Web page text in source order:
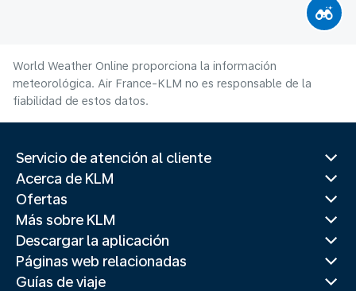
World Weather Online proporciona la información
meteorológica. Air France-KLM no es responsable de la
fiabilidad de estos datos.
Servicio de atención al cliente
Acerca de KLM
Ofertas
Más sobre KLM
Descargar la aplicación
Páginas web relacionadas
Guías de viaje